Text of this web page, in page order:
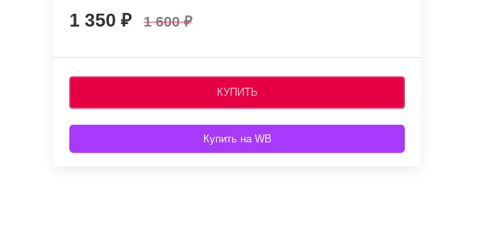
1 350 1 600
КУПИТЬ
Купить на WB